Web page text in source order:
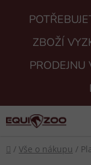
ZBOŽÍ
PRODEJNU
Domů
/ Vše o nákupu /